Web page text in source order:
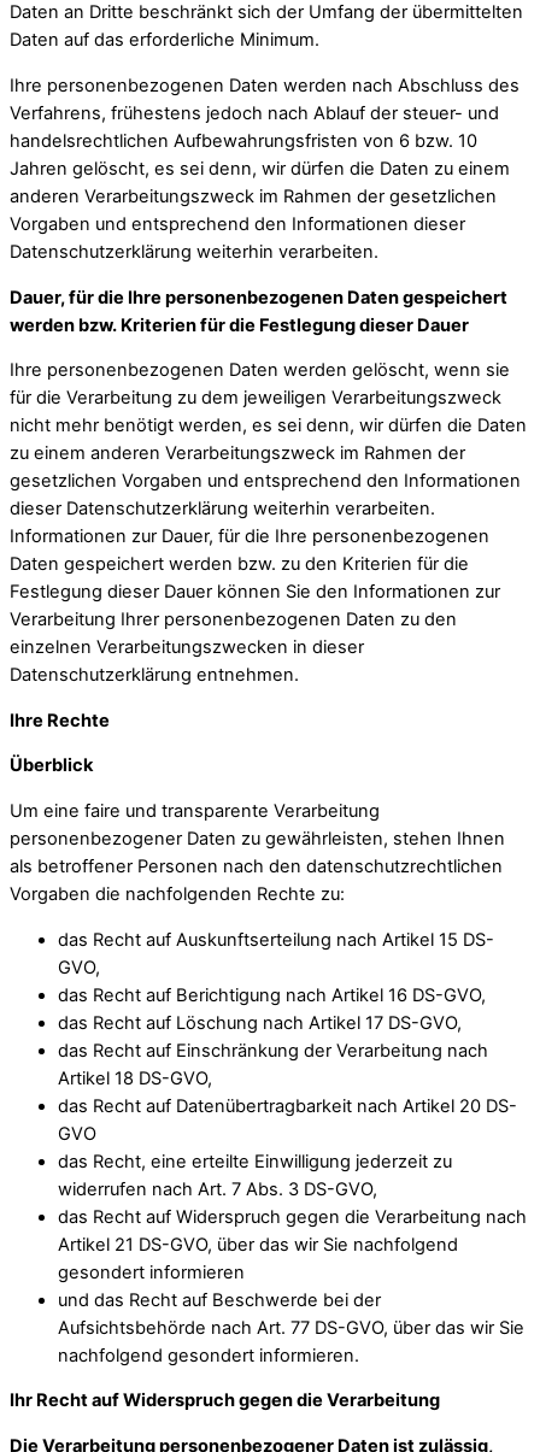
Daten an Dritte beschränkt sich der Umfang der übermittelten
Daten auf das erforderliche Minimum.
Ihre personenbezogenen Daten werden nach Abschluss des
Verfahrens, frühestens jedoch nach Ablauf der steuer- und
handelsrechtlichen Aufbewahrungsfristen von 6 bzw. 10
Jahren gelöscht, es sei denn, wir dürfen die Daten zu einem
anderen Verarbeitungszweck im Rahmen der gesetzlichen
Vorgaben und entsprechend den Informationen dieser
Datenschutzerklärung weiterhin verarbeiten.
Dauer, für die Ihre personenbezogenen Daten gespeichert
werden bzw. Kriterien für die Festlegung dieser Dauer
Ihre personenbezogenen Daten werden gelöscht, wenn sie
für die Verarbeitung zu dem jeweiligen Verarbeitungszweck
nicht mehr benötigt werden, es sei denn, wir dürfen die Daten
zu einem anderen Verarbeitungszweck im Rahmen der
gesetzlichen Vorgaben und entsprechend den Informationen
dieser Datenschutzerklärung weiterhin verarbeiten.
Informationen zur Dauer, für die Ihre personenbezogenen
Daten gespeichert werden bzw. zu den Kriterien für die
Festlegung dieser Dauer können Sie den Informationen zur
Verarbeitung Ihrer personenbezogenen Daten zu den
einzelnen Verarbeitungszwecken in dieser
Datenschutzerklärung entnehmen.
Ihre Rechte
Überblick
Um eine faire und transparente Verarbeitung
personenbezogener Daten zu gewährleisten, stehen Ihnen
als betroffener Personen nach den datenschutzrechtlichen
Vorgaben die nachfolgenden Rechte zu:
das Recht auf Auskunftserteilung nach Artikel 15 DS-
GVO,
das Recht auf Berichtigung nach Artikel 16 DS-GVO,
das Recht auf Löschung nach Artikel 17 DS-GVO,
das Recht auf Einschränkung der Verarbeitung nach
Artikel 18 DS-GVO,
das Recht auf Datenübertragbarkeit nach Artikel 20 DS-
GVO
das Recht, eine erteilte Einwilligung jederzeit zu
widerrufen nach Art. 7 Abs. 3 DS-GVO,
das Recht auf Widerspruch gegen die Verarbeitung nach
Artikel 21 DS-GVO, über das wir Sie nachfolgend
gesondert informieren
und das Recht auf Beschwerde bei der
Aufsichtsbehörde nach Art. 77 DS-GVO, über das wir Sie
nachfolgend gesondert informieren.
Ihr Recht auf Widerspruch gegen die Verarbeitung
Die Verarbeitung personenbezogener Daten ist zulässig,